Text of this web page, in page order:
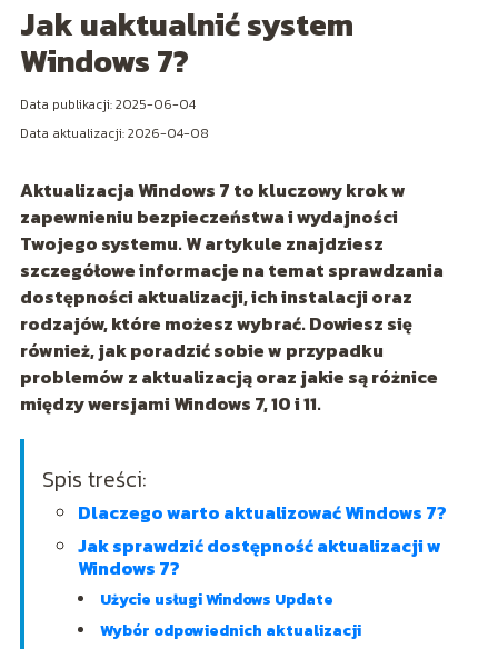
Jak uaktualnić system
Windows 7?
Data publikacji: 2025-06-04
Data aktualizacji: 2026-04-08
Aktualizacja Windows 7 to kluczowy krok w
zapewnieniu bezpieczeństwa i wydajności
Twojego systemu. W artykule znajdziesz
szczegółowe informacje na temat sprawdzania
dostępności aktualizacji, ich instalacji oraz
rodzajów, które możesz wybrać. Dowiesz się
również, jak poradzić sobie w przypadku
problemów z aktualizacją oraz jakie są różnice
między wersjami Windows 7, 10 i 11.
Spis treści:
Dlaczego warto aktualizować Windows 7?
Jak sprawdzić dostępność aktualizacji w
Windows 7?
Użycie usługi Windows Update
Wybór odpowiednich aktualizacji